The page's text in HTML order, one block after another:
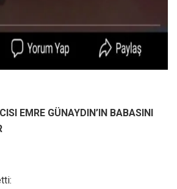
EMRE GÜNAYDIN’IN BABASINI